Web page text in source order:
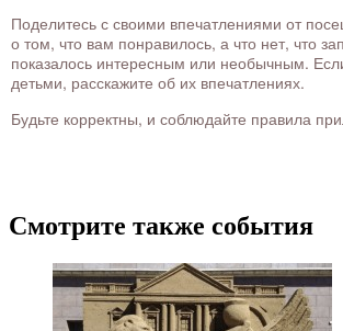
Поделитесь с своими впечатлениями от
о том, что вам понравилось, а что нет, что
показалось интересным или необычным.
детьми, расскажите об их впечатлениях.
Будьте корректны, и соблюдайте правила
Смотрите также события